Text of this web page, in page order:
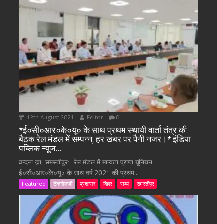
18th August 2021 Editor 0
*ई०सी०आर०के०यू० के साथ प्रथम स्थायी वार्ता तंत्र की
बैठक रेल मंडल में सम्पन्न, हर खबर पर पैनी नजर।* इंडिया
पब्लिक न्यूज…
वन्दना झा, समस्तीपुर:- रेल मंडल में मान्यता प्राप्त यूनियन
ई०सी०आर०के०यू० के साथ वर्ष 2021 की प्रथम...
Featured टैकनोलजी प्रशासन बिहार राज्य समस्तीपुर